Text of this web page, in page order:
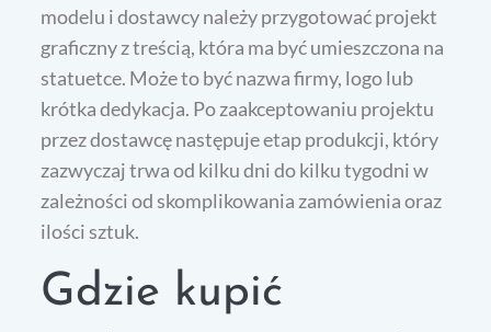
modelu i dostawcy należy przygotować projekt
graficzny z treścią, która ma być umieszczona na
statuetce. Może to być nazwa firmy, logo lub
krótka dedykacja. Po zaakceptowaniu projektu
przez dostawcę następuje etap produkcji, który
zazwyczaj trwa od kilku dni do kilku tygodni w
zależności od skomplikowania zamówienia oraz
ilości sztuk.
Gdzie kupić